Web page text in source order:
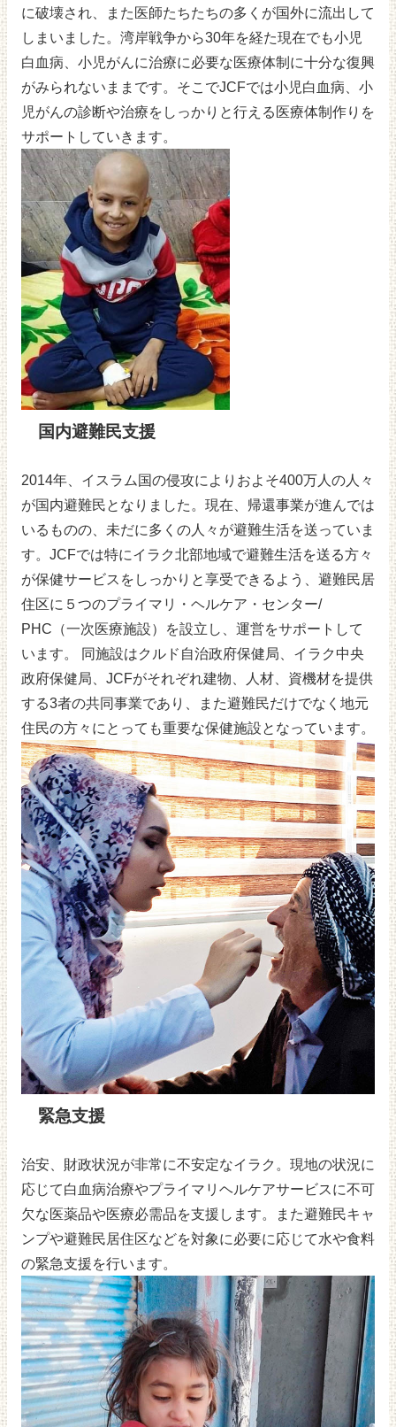
に破壊され、また医師たちたちの多くが国外に流出して
しまいました。湾岸戦争から30年を経た現在でも小児
白血病、小児がんに治療に必要な医療体制に十分な復興
がみられないままです。そこでJCFでは小児白血病、小
児がんの診断や治療をしっかりと行える医療体制作りを
サポートしていきます。
国内避難民支援
2014年、イスラム国の侵攻によりおよそ400万人の人々
が国内避難民となりました。現在、帰還事業が進んでは
いるものの、未だに多くの人々が避難生活を送っていま
す。JCFでは特にイラク北部地域で避難生活を送る方々
が保健サービスをしっかりと享受できるよう、避難民居
住区に５つのプライマリ・ヘルケア・センター/
PHC（一次医療施設）を設立し、運営をサポートして
います。 同施設はクルド自治政府保健局、イラク中央
政府保健局、JCFがそれぞれ建物、人材、資機材を提供
する3者の共同事業であり、また避難民だけでなく地元
住民の方々にとっても重要な保健施設となっています。
緊急支援
治安、財政状況が非常に不安定なイラク。現地の状況に
応じて白血病治療やプライマリヘルケアサービスに不可
欠な医薬品や医療必需品を支援します。また避難民キャ
ンプや避難民居住区などを対象に必要に応じて水や食料
の緊急支援を行います。